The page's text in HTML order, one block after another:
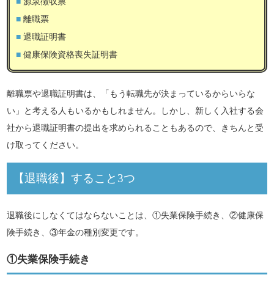
離職票
退職証明書
健康保険資格喪失証明書
離職票や退職証明書は、「もう転職先が決まっているからいらな
い」と考える人もいるかもしれません。しかし、新しく入社する会
社から退職証明書の提出を求められることもあるので、きちんと受
け取ってください。
【退職後】すること3つ
退職後にしなくてはならないことは、①失業保険手続き、②健康保
険手続き、③年金の種別変更です。
①失業保険手続き